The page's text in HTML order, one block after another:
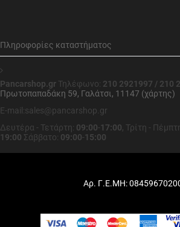
Πληροφορίες καταστήματος
Pancarshop.gr Τηλέφωνο: 210 2921997 / 210
Πρωτοπαπαδάκη 59, Γαλάτσι, 11147 (χάρτης)
E-mail:sales@pancarshop.gr
Δευτέρα - Τετάρτη: 09:00-17:00, Τρίτη -
19:00 Σάββατο: 09:00-15:00
Αρ. Γ.Ε.ΜΗ: